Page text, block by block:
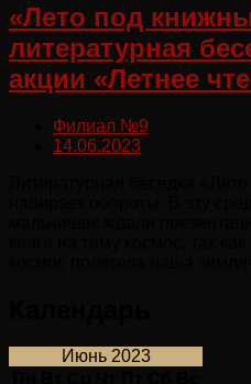
«Лето под
литературная
акции «Летнее
Филиал №9
14.06.2023
Июнь 2023